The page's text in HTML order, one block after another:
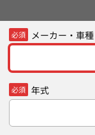
必須 メーカー・車種
必須 年式